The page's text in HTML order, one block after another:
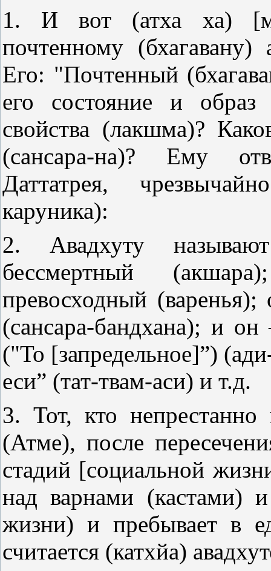
1. И вот (атха ха)
почтенному (бхагавану)
Его: "Почтенный
его состояние и
свойства (лакшма)?
(сансара-на)? Ему
Даттатрея,
каруника):
2. Авадхуту
бессмертный
превосходный
(сансара-бандхана); и он
("То [запредельное]”)
еси” (тат-твам-аси) и т.д.
3. Тот, кто
(Атме), после
стадий [социальной
над варнами (кастами)
жизни) и пребывает в
считается (катхйа)